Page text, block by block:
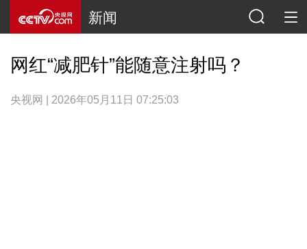
新闻
网红“减肥针”能随意注射吗？
央视网 | 2026年05月11日 07:25:03